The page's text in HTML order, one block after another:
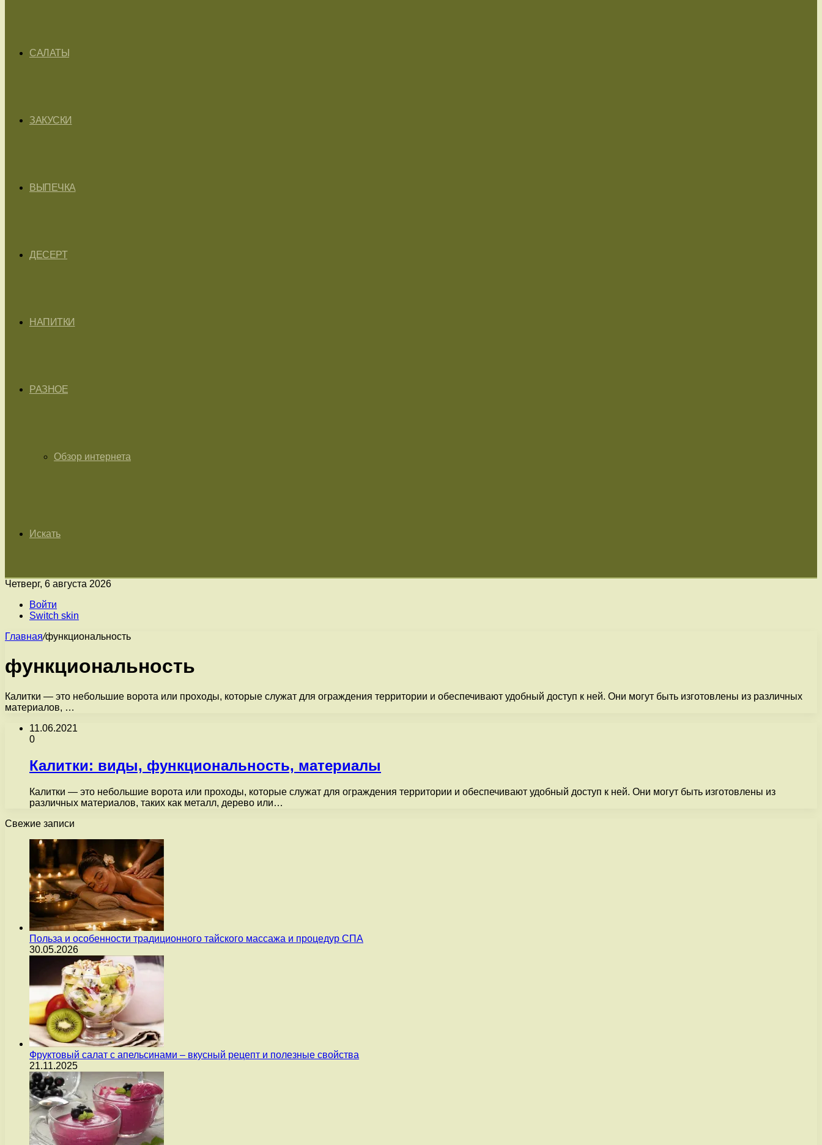
САЛАТЫ
ЗАКУСКИ
ВЫПЕЧКА
ДЕСЕРТ
НАПИТКИ
РАЗНОЕ
Обзор интернета
Искать
Четверг, 6 августа 2026
Войти
Switch skin
Главная/функциональность
функциональность
Калитки — это небольшие ворота или проходы, которые служат для ограждения территории и обеспечивают удобный доступ к ней. Они могут быть изготовлены из различных
материалов, …
11.06.2021
0
Калитки: виды, функциональность, материалы
Калитки — это небольшие ворота или проходы, которые служат для ограждения территории и обеспечивают удобный доступ к ней. Они могут быть изготовлены из
различных материалов, таких как металл, дерево или…
Свежие записи
Польза и особенности традиционного тайского массажа и процедур СПА
30.05.2026
Фруктовый салат с апельсинами – вкусный рецепт и полезные свойства
21.11.2025